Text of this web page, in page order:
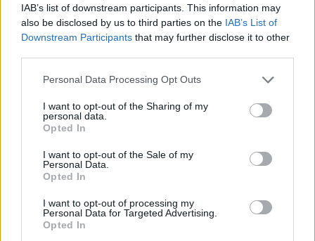
IAB’s list of downstream participants. This information may
also be disclosed by us to third parties on the IAB’s List of
Downstream Participants that may further disclose it to other
Personal Data Processing Opt Outs
I want to opt-out of the Sharing of my
personal data.
Opted In
I want to opt-out of the Sale of my
Personal Data.
Opted In
I want to opt-out of processing my
Personal Data for Targeted Advertising.
Opted In
frissítik modelljüket a bank szakértői, így új
célárfolyam várható.
Nemzetközi kitekintés. "Olaj a tűzre avagy ismét tűz az
olajra: a változatosság kedvéért most egy olasz finomító
rángatta a fekete arany kurzusát, persze, ehhez az is kellett,
hogy az Egyesült Államok újból beavatkozási szándékot
erőszakos cselekmények veszélyeztetik...
KEDVES OLVASÓNK!
A keresett cikk a portfolio.hu hírarchívumához